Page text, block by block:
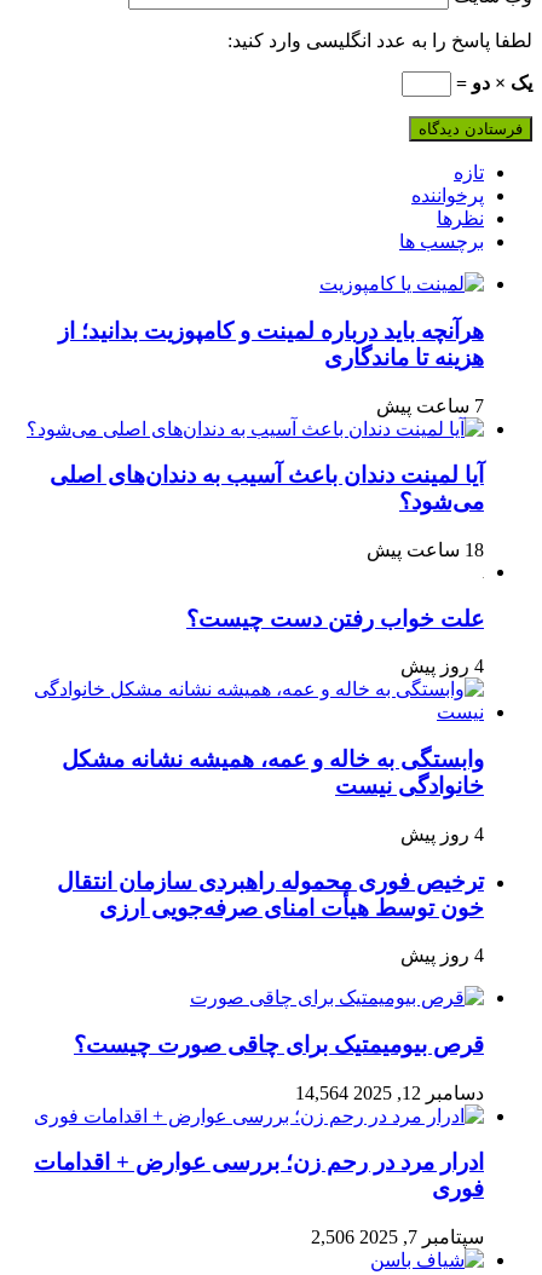
لطفا پاسخ را به عدد انگلیسی وارد کنید:
یک × دو =
تازه
پرخواننده
نظرها
برچسب ها
هرآنچه باید درباره لمینت و کامپوزیت بدانید؛ از
هزینه تا ماندگاری
7 ساعت پیش
آیا لمینت دندان باعث آسیب به دندان‌های اصلی
می‌شود؟
18 ساعت پیش
علت خواب رفتن دست چیست؟
4 روز پیش
وابستگی به خاله و عمه، همیشه نشانه مشکل
خانوادگی نیست
4 روز پیش
ترخیص فوری محموله راهبردی سازمان انتقال
خون توسط هیأت امنای صرفه‌جویی ارزی
4 روز پیش
قرص بیومیمتیک برای چاقی صورت چیست؟
دسامبر 12, 2025 14,564
ادرار مرد در رحم زن؛ بررسی عوارض + اقدامات
فوری
سپتامبر 7, 2025 2,506